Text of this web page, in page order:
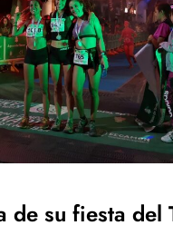
de su fiesta del